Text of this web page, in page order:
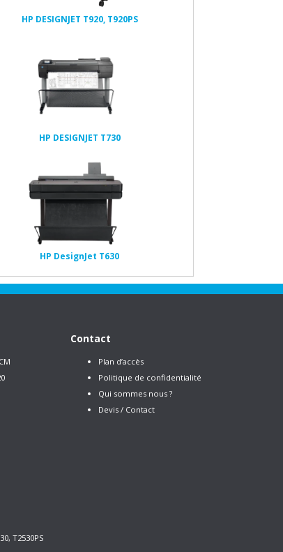
HP DESIGNJET T920, T920PS
HP DESIGNJET T730
HP DesignJet T630
T2530PS
Contact
Plan d’accès
Politique de confidentialité
Qui sommes nous ?
Devis / Contact